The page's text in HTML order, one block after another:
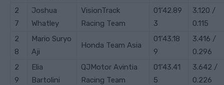
2
7
Joshua
Whatley
VisionTrack
Racing Team
01’42.89
3
3.120 /
0.115
2
8
Mario Suryo
Aji
Honda Team Asia
01’43.18
9
3.416 /
0.296
2
9
Elia
Bartolini
QJMotor Avintia
Racing Team
01’43.41
5
3.642 /
0.226